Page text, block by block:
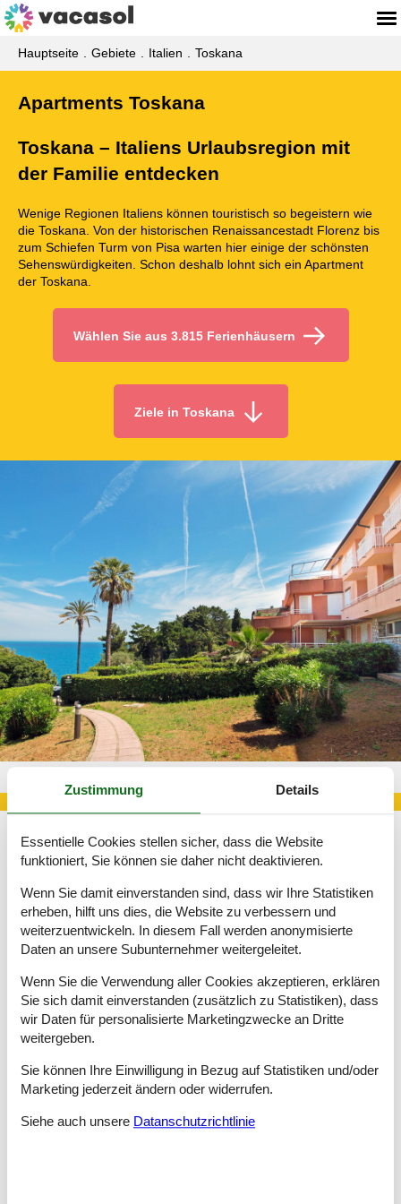
Hauptseite Gebiete Italien Toskana
Apartments Toskana
Toskana – Italiens Urlaubsregion mit
der Familie entdecken
Wenige Regionen Italiens können touristisch so begeistern wie
die Toskana. Von der historischen Renaissancestadt Florenz bis
zum Schiefen Turm von Pisa warten hier einige der schönsten
Sehenswürdigkeiten. Schon deshalb lohnt sich ein Apartment
der Toskana.
Wählen Sie aus 3.815 Ferienhäusern
Ziele in Toskana
Wenige Bauwerke sind so weltbekannt wie der Schiefe Turm
Architektur, deren Wurzeln im 12. Jahrhundert liegen. 55 Meter
ragt das Bauwerk in die Höhe, das heute zusammen mit Teilen
der Altstadt Pisas zum UNESCO-Weltkulturerbe gehört.
Etwa 115 Kilometer im östlichen Landesinneren wartet die
Hochphase sich bis in das 15. und 16. Jahrhundert
zurückverfolgen lässt. Hier – in der Wiege der Renaissance -
fühlten sich historische Berühmtheiten wie Leonardo da Vinci,
Galileo Galilei und Michelangelo zuhause.
Zu den Prachtbauten der geschichtsträchtigen Innenstadt zählt
die Kathedrale Santa Maria del Fiore, auch als Kathedrale von
entstand zwischen dem 14. und 15. Jahrhundert. Mit der Ponte
Zustimmung Details
Essentielle Cookies stellen sicher, dass die Website
funktioniert, Sie können sie daher nicht deaktivieren.
Wenn Sie damit einverstanden sind, dass wir Ihre Statistiken
erheben, hilft uns dies, die Website zu verbessern und
weiterzuentwickeln. In diesem Fall werden anonymisierte
Daten an unsere Subunternehmer weitergeleitet.
Wenn Sie die Verwendung aller Cookies akzeptieren, erklären
Sie sich damit einverstanden (zusätzlich zu Statistiken), dass
wir Daten für personalisierte Marketingzwecke an Dritte
weitergeben.
Sie können Ihre Einwilligung in Bezug auf Statistiken und/oder
Marketing jederzeit ändern oder widerrufen.
Siehe auch unsere Datanschutzrichtlinie